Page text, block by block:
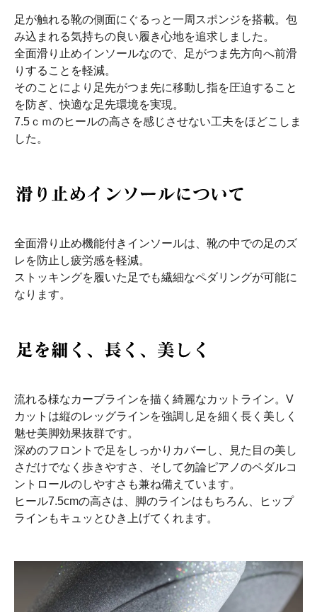
足が触れる靴の側面にぐるっと一周スポンジを搭載。包
み込まれる気持ちの良い履き心地を追求しました。
全面滑り止めインソールなので、足がつま先方向へ前滑
りすることを軽減。
そのことにより足先がつま先に移動し指を圧迫すること
を防ぎ、快適な足先環境を実現。
7.5ｃｍのヒールの高さを感じさせない工夫をほどこしま
した。
全面滑り止め機能付きインソールは、靴の中での足のズ
レを防止し疲労感を軽減。
ストッキングを履いた足でも繊細なペダリングが可能に
なります。
流れる様なカーブラインを描く綺麗なカットライン。V
カットは縦のレッグラインを強調し足を細く長く美しく
魅せ美脚効果抜群です。
深めのフロントで足をしっかりカバーし、見た目の美し
さだけでなく歩きやすさ、そして勿論ピアノのペダルコ
ントロールのしやすさも兼ね備えています。
ヒール7.5cmの高さは、脚のラインはもちろん、ヒップ
ラインもキュッとひき上げてくれます。